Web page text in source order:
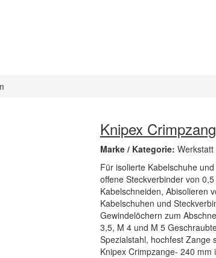
Knipex
Marke / Kategorie: Werkstatt
Für isolierte Kabelschuhe
offene Steckverbinder von
Kabelschneiden, Abisolieren
Kabelschuhen und
Gewindelöchern zum
3,5, M 4 und M 5
Spezialstahl, hochfest
Knipex Crimpzange- 240